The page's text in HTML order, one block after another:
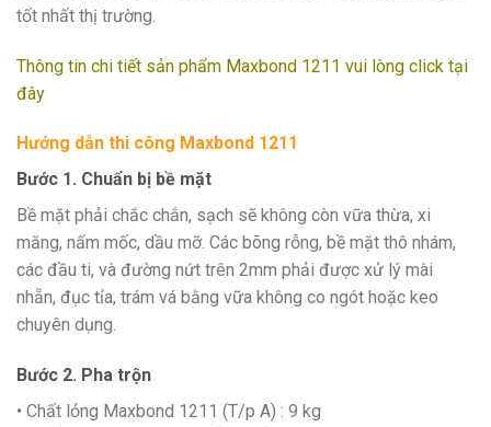
tốt nhất thị trường.
Thông tin chi tiết sản phẩm Maxbond 1211 vui lòng click tại
đây
Hướng dẫn thi công Maxbond 1211
Bước 1. Chuẩn bị bề mặt
Bề mặt phải chắc chắn, sạch sẽ không còn vữa thừa, xi
măng, nấm mốc, dầu mỡ. Các bõng rỗng, bề mặt thô nhám,
các đầu ti, và đường nứt trên 2mm phải được xử lý mài
nhẵn, đục tỉa, trám vá bằng vữa không co ngót hoặc keo
chuyên dụng.
Bước 2. Pha trộn
• Chất lỏng Maxbond 1211 (T/p A) : 9 kg